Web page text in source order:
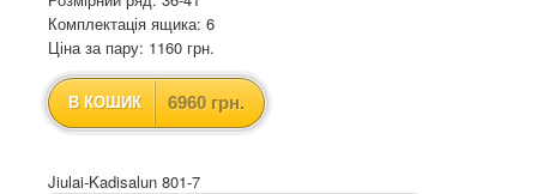
Комплектація ящика: 6
Ціна за пару: 1160 грн.
В КОШИК 6960 грн.
Jiulai-Kadisalun 801-7